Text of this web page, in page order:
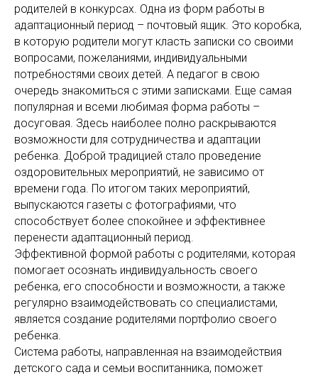
родителей в конкурсах. Одна из форм работы в
адаптационный период – почтовый ящик. Это коробка,
в которую родители могут класть записки со своими
вопросами, пожеланиями, индивидуальными
потребностями своих детей. А педагог в свою
очередь знакомиться с этими записками. Еще самая
популярная и всеми любимая форма работы –
досуговая. Здесь наиболее полно раскрываются
возможности для сотрудничества и адаптации
ребенка. Доброй традицией стало проведение
оздоровительных мероприятий, не зависимо от
времени года. По итогом таких мероприятий,
выпускаются газеты с фотографиями, что
способствует более спокойнее и эффективнее
перенести адаптационный период.
Эффективной формой работы с родителями, которая
помогает осознать индивидуальность своего
ребенка, его способности и возможности, а также
регулярно взаимодействовать со специалистами,
является создание родителями портфолио своего
ребенка.
Система работы, направленная на взаимодействия
детского сада и семьи воспитанника, поможет